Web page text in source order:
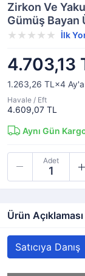
Zirkon Ve
Gümüş Bayan
İlk
4.703,13
1.263,26 TL×4
Havale / Eft
4.609,07 TL
Aynı Gün
Adet
Ürün Açıklaması
Satıcıya Danış